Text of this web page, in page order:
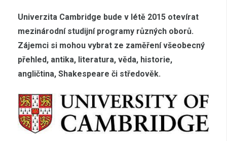
Univerzita Cambridge bude v létě 2015 otevírat
mezinárodní studijní programy různých oborů.
Zájemci si mohou vybrat ze zaměření všeobecný
přehled, antika, literatura, věda, historie,
angličtina, Shakespeare či středověk.